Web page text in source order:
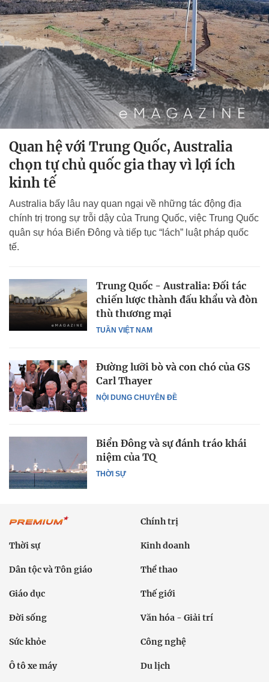
Quan hệ với Trung Quốc, Australia
chọn tự chủ quốc gia thay vì lợi ích
kinh tế
Australia bấy lâu nay quan ngại về những tác động địa
chính trị trong sự trỗi dậy của Trung Quốc, việc Trung Quốc
quân sự hóa Biển Đông và tiếp tục “lách” luật pháp quốc
tế.
TUẦN VIỆT NAM
Trung Quốc - Australia: Đối tác
chiến lược thành đấu khẩu và đòn
thù thương mại
NỘI DUNG CHUYÊN ĐỀ
Đường lưỡi bò và con chó của GS
Carl Thayer
THỜI SỰ
Biển Đông và sự đánh tráo khái
niệm của TQ
Chính trị
Thời sự Kinh doanh
Dân tộc và Tôn giáo Thể thao
Giáo dục Thế giới
Đời sống Văn hóa - Giải trí
Sức khỏe Công nghệ
Ô tô xe máy Du lịch